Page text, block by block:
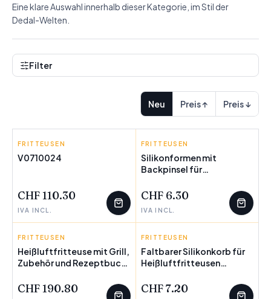
Eine klare Auswahl innerhalb dieser Kategorie, im Stil der
Dedal-Welten.
Filter
Neu Preis ↑ Preis ↓
TRISTAR
FRITTEUSEN
V0710024
CHF 110.30
IVA INCL.
INNOVAGOODS
FRITTEUSEN
Silikonformen mit
Backpinsel für
Mollicon InnovaGoods 2
CHF 6.30
IVA INCL.
INNOVAGOODS
FRITTEUSEN
Heißluftfritteuse mit Grill,
Zubehör und Rezeptbuch
1 6000 Schwarz Stahl
CHF 190.80
INNOVAGOODS
FRITTEUSEN
Faltbarer Silikonkorb für
Heißluftfritteusen
CHF 7.20